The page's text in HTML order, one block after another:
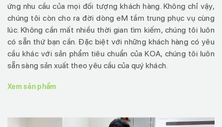
ứng nhu cầu của mọi đối tượng khách hàng. Không chỉ vậy,
chúng tôi còn cho ra đời dòng eM tầm trung phục vụ cùng
lúc. Không cần mất nhiều thời gian tìm kiếm, chúng tôi luôn
có sẵn thứ bạn cần. Đặc biệt với những khách hàng có yêu
cầu khác với sản phẩm tiêu chuẩn của KOA, chúng tôi luôn
sẵn sàng sản xuất theo yêu cầu của quý khách.
Xem sản phẩm